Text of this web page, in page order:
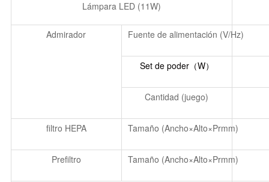
Lámpara LED (11W)
Admirador Fuente de alimentación (V/Hz)
Set de poder（W）
Cantidad (juego)
filtro HEPA Tamaño (Ancho×Alto×Prmm)
Prefiltro Tamaño (Ancho×Alto×Prmm)